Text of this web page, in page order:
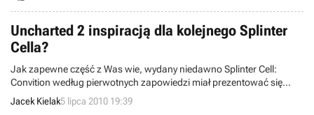
Uncharted 2 inspiracją dla kolejnego Splinter
Cella?
Jak zapewne część z Was wie, wydany niedawno Splinter Cell:
Convition według pierwotnych zapowiedzi miał prezentować się
nieco inaczej. Twórcy musieli niestety porzucić część rozwiązań,
przez co ostateczna wersja gry wydaje się być zubożała w stosunku
Jacek Kielak5 lipca 2010 19:39